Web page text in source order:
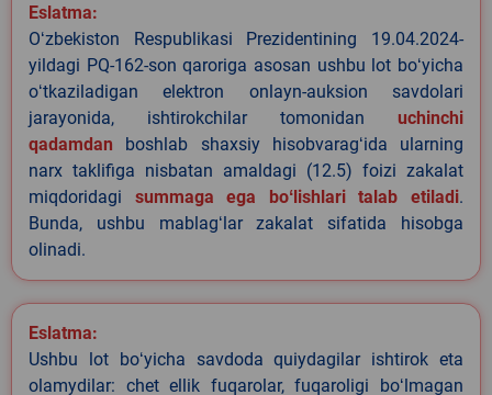
Eslatma:
Oʻzbekiston Respublikasi Prezidentining 19.04.2024-
yildagi PQ-162-son qaroriga asosan ushbu lot boʻyicha
oʻtkaziladigan elektron onlayn-auksion savdolari
jarayonida, ishtirokchilar tomonidan uchinchi
qadamdan boshlab shaxsiy hisobvaragʻida ularning
narx taklifiga nisbatan amaldagi (12.5) foizi zakalat
miqdoridagi summaga ega boʻlishlari talab etiladi.
Bunda, ushbu mablagʻlar zakalat sifatida hisobga
olinadi.
Eslatma:
Ushbu lot boʻyicha savdoda quiydagilar ishtirok eta
olamydilar: chet ellik fuqarolar, fuqaroligi boʻlmagan